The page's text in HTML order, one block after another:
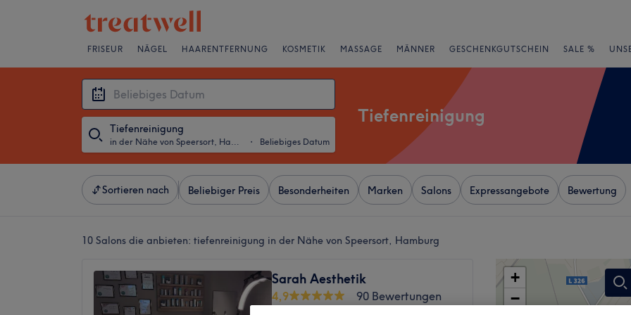
FRISEUR NÄGEL HAARENTFERNUNG KOSMETIK MASSAGE MÄNNER GESCHENKGUTSCHEIN SALE %
Tiefenreinigung
in der Nähe von Speersort, Hamburg ・ Beliebiges Datum
Tiefenreinigung
Sortieren nach Beliebiger Preis Besonderheiten Marken Salons Expressangebote Bewertung
10 Salons die anbieten: tiefenreinigung in der Nähe von Speersort, Hamburg
Sarah Aesthetik
4,9
90 Bewertungen
+
−